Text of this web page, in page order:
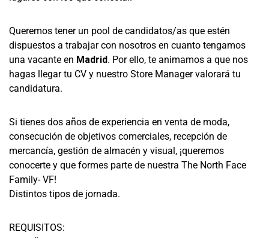
Queremos tener un pool de candidatos/as que estén
dispuestos a trabajar con nosotros en cuanto tengamos
una vacante en Madrid. Por ello, te animamos a que nos
hagas llegar tu CV y nuestro Store Manager valorará tu
candidatura.
Si tienes dos años de experiencia en venta de moda,
consecución de objetivos comerciales, recepción de
mercancía, gestión de almacén y visual, ¡queremos
conocerte y que formes parte de nuestra The North Face
Family- VF!
Distintos tipos de jornada.
REQUISITOS: